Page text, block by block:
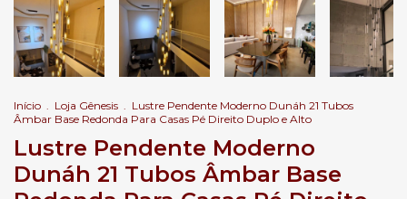
Início . Loja Gênesis . Lustre Pendente Moderno Dunáh 21 Tubos
Âmbar Base Redonda Para Casas Pé Direito Duplo e Alto
Lustre Pendente Moderno
Dunáh 21 Tubos Âmbar Base